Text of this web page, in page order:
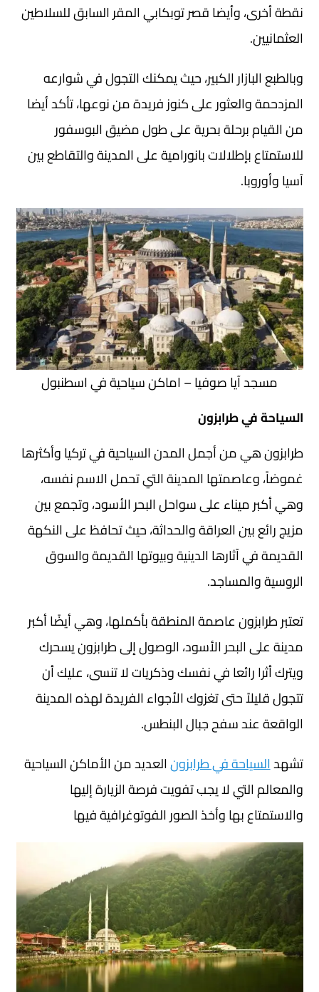
نقطة أخرى، وأيضا قصر توبكابي المقر السابق للسلاطين
العثمانيين.
وبالطبع البازار الكبير، حيث يمكنك التجول في شوارعه
المزدحمة والعثور على كنوز فريدة من نوعها، تأكد أيضا
من القيام برحلة بحرية على طول مضيق البوسفور
للاستمتاع بإطلالات بانورامية على المدينة والتقاطع بين
آسيا وأوروبا.
مسجد آيا صوفيا – اماكن سياحية في اسطنبول
السياحة في طرابزون
طرابزون هي من أجمل المدن السياحية في تركيا وأكثرها
غموضاً، وعاصمتها المدينة التي تحمل الاسم نفسه،
وهي أكبر ميناء على سواحل البحر الأسود، وتجمع بين
مزيج رائع بين العراقة والحداثة، حيث تحافظ على النكهة
القديمة في آثارها الدينية وبيوتها القديمة والسوق
الروسية والمساجد.
تعتبر طرابزون عاصمة المنطقة بأكملها، وهي أيضًا أكبر
مدينة على البحر الأسود، الوصول إلى طرابزون يسحرك
ويترك أثرا رائعا في نفسك وذكريات لا تنسى، عليك أن
تتجول قليلاً حتى تغزوك الأجواء الفريدة لهذه المدينة
الواقعة عند سفح جبال البنطس.
تشهدالسياحة في طرابزونالعديد من الأماكن السياحية
والمعالم التي لا يجب تفويت فرصة الزيارة إليها
والاستمتاع بها وأخذ الصور الفوتوغرافية فيها